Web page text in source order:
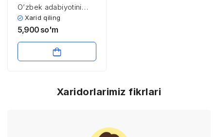
O’zbеk аdаbiyotini
o’qitish metodikasining
fan sifatida
rivojlanishi
Xarid qiling
5,900 so'm
Xaridorlarimiz fikrlari